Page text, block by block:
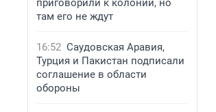
приговорили к колонии, но
там его не ждут
16:52 Саудовская Аравия,
Турция и Пакистан подписали
соглашение в области
обороны